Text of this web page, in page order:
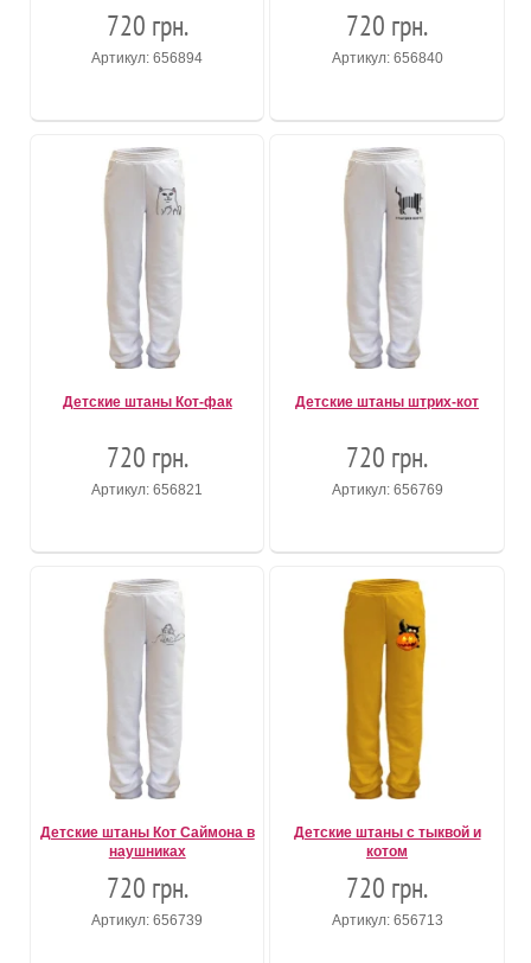
720 грн.
Артикул: 656894
720 грн.
Артикул: 656840
Детские штаны Кот-фак
720 грн.
Артикул: 656821
Детские штаны штрих-кот
720 грн.
Артикул: 656769
Детские штаны Кот Саймона в
наушниках
720 грн.
Артикул: 656739
Детские штаны с тыквой и
котом
720 грн.
Артикул: 656713